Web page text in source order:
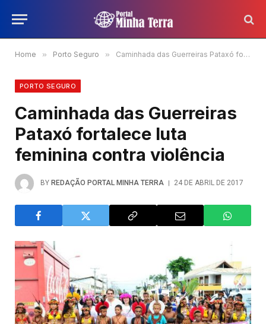
Home » Porto Seguro » Caminhada das Guerreiras Pataxó fortalece luta feminina contra violência
PORTO SEGURO
Caminhada das Guerreiras
Pataxó fortalece luta
feminina contra violência
BY REDAÇÃO PORTAL MINHA TERRA 24 DE ABRIL DE 2017